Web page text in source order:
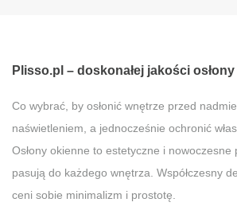
Plisso.pl – doskonałej jakości
Co wybrać, by osłonić wnętrze przed
naświetleniem, a jednocześnie ochronić
Osłony okienne to estetyczne i nowoczesne
pasują do każdego wnętrza. Współczesny
ceni sobie minimalizm i prostotę.